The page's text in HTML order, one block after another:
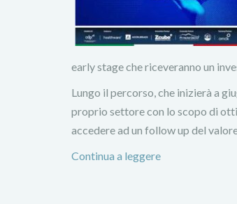
early stage che riceveranno un
Lungo il percorso, che inizierà a
proprio settore con lo scopo di
accedere ad un follow up del
Continua a leggere